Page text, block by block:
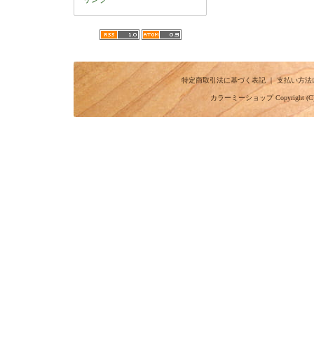
特定商取引法に基づく表記｜支払い方法
カラーミーショップCopyright